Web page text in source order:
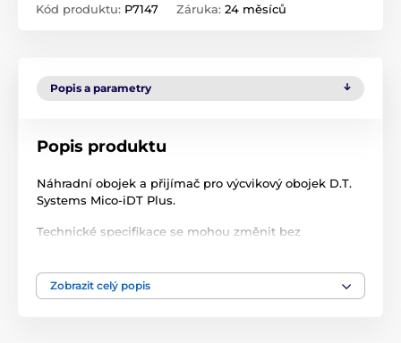
Kód produktu: P7147 Záruka: 24 měsíců
Popis a parametry
Popis produktu
Náhradní obojek a přijímač pro výcvikový obojek D.T.
Systems Mico-iDT Plus.
Technické specifikace se mohou změnit bez
Zobrazit celý popis